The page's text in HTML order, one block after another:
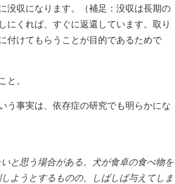
没収になります。（補足：没収は長期の
にくれば、すぐに返還しています。取り
付けてもらうことが目的であるためで
と。
う事実は、依存症の研究でも明らかにな
と思う場合がある。犬が食卓の食べ物を
ようとするものの、しばしば与えてしま